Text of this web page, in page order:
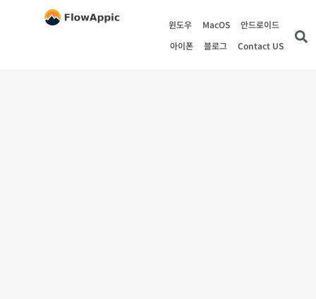
윈도우 MacOS
안드로이드
아이폰
블로그 Contact US